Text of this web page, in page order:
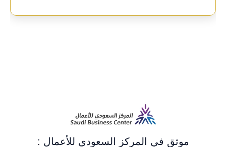
موثق في المركز السعودي للأعمال :